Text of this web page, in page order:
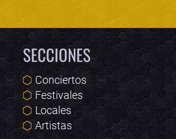
SECCIONES
Conciertos
Festivales
Locales
Artistas